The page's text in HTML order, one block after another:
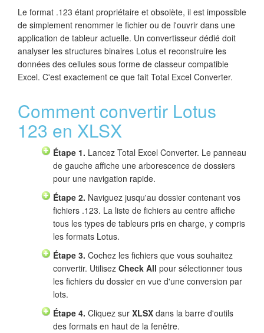
Le format .123 étant propriétaire et obsolète, il est impossible
de simplement renommer le fichier ou de l'ouvrir dans une
application de tableur actuelle. Un convertisseur dédié doit
analyser les structures binaires Lotus et reconstruire les
données des cellules sous forme de classeur compatible
Excel. C'est exactement ce que fait Total Excel Converter.
Comment convertir Lotus
123 en XLSX
Étape 1. Lancez Total Excel Converter. Le panneau
de gauche affiche une arborescence de dossiers
pour une navigation rapide.
Étape 2. Naviguez jusqu'au dossier contenant vos
fichiers .123. La liste de fichiers au centre affiche
tous les types de tableurs pris en charge, y compris
les formats Lotus.
Étape 3. Cochez les fichiers que vous souhaitez
convertir. Utilisez Check All pour sélectionner tous
les fichiers du dossier en vue d'une conversion par
lots.
Étape 4. Cliquez sur XLSX dans la barre d'outils
des formats en haut de la fenêtre.